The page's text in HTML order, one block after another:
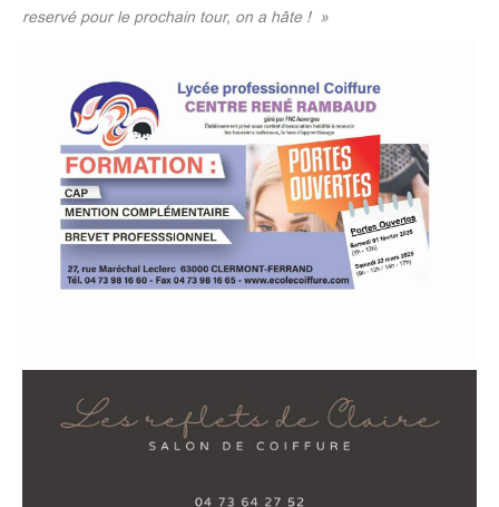
reservé pour le prochain tour, on a hâte ! »